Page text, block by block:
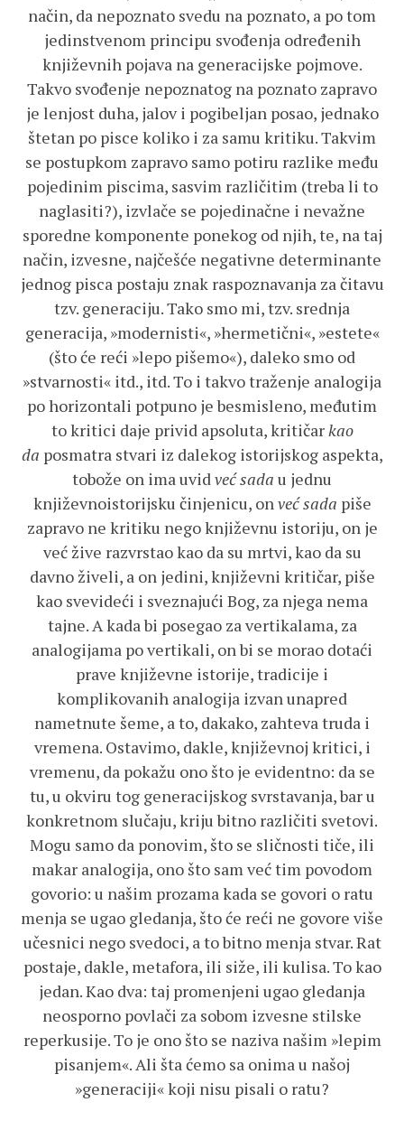
način, da nepoznato svedu na poznato, a po tom
jedinstvenom principu svođenja određenih
književnih pojava na generacijske pojmove.
Takvo svođenje nepoznatog na poznato zapravo
je lenjost duha, jalov i pogibeljan posao, jednako
štetan po pisce koliko i za samu kritiku. Takvim
se postupkom zapravo samo potiru razlike među
pojedinim piscima, sasvim različitim (treba li to
naglasiti?), izvlače se pojedinačne i nevažne
sporedne komponente ponekog od njih, te, na taj
način, izvesne, najčešće negativne determinante
jednog pisca postaju znak raspoznavanja za čitavu
tzv. generaciju. Tako smo mi, tzv. srednja
generacija, »modernisti«, »hermetični«, »estete«
(što će reći »lepo pišemo«), daleko smo od
»stvarnosti« itd., itd. To i takvo traženje analogija
po horizontali potpuno je besmisleno, međutim
to kritici daje privid apsoluta, kritičarkao
da posmatra stvari iz dalekog istorijskog aspekta,
tobože on ima uvidveć sada u jednu
književnoistorijsku činjenicu, onveć sada piše
zapravo ne kritiku nego književnu istoriju, on je
već žive razvrstao kao da su mrtvi, kao da su
davno živeli, a on jedini, književni kritičar, piše
kao svevideći i sveznajući Bog, za njega nema
tajne. A kada bi posegao za vertikalama, za
analogijama po vertikali, on bi se morao dotaći
prave književne istorije, tradicije i
komplikovanih analogija izvan unapred
nametnute šeme, a to, dakako, zahteva truda i
vremena. Ostavimo, dakle, književnoj kritici, i
vremenu, da pokažu ono što je evidentno: da se
tu, u okviru tog generacijskog svrstavanja, bar u
konkretnom slučaju, kriju bitno različiti svetovi.
Mogu samo da ponovim, što se sličnosti tiče, ili
makar analogija, ono što sam već tim povodom
govorio: u našim prozama kada se govori o ratu
menja se ugao gledanja, što će reći ne govore više
učesnici nego svedoci, a to bitno menja stvar. Rat
postaje, dakle, metafora, ili siže, ili kulisa. To kao
jedan. Kao dva: taj promenjeni ugao gledanja
neosporno povlači za sobom izvesne stilske
reperkusije. To je ono što se naziva našim »lepim
pisanjem«. Ali šta ćemo sa onima u našoj
»generaciji« koji nisu pisali o ratu?